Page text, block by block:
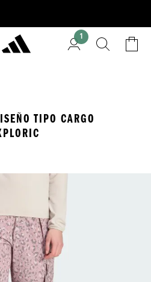
1
TIPO CARGO